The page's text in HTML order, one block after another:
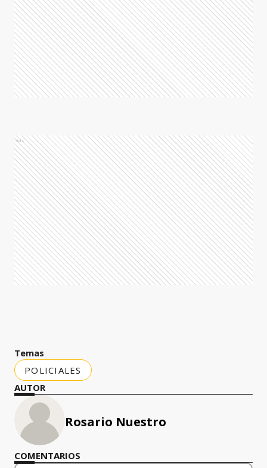
Ads
Temas
POLICIALES
AUTOR
Rosario Nuestro
COMENTARIOS